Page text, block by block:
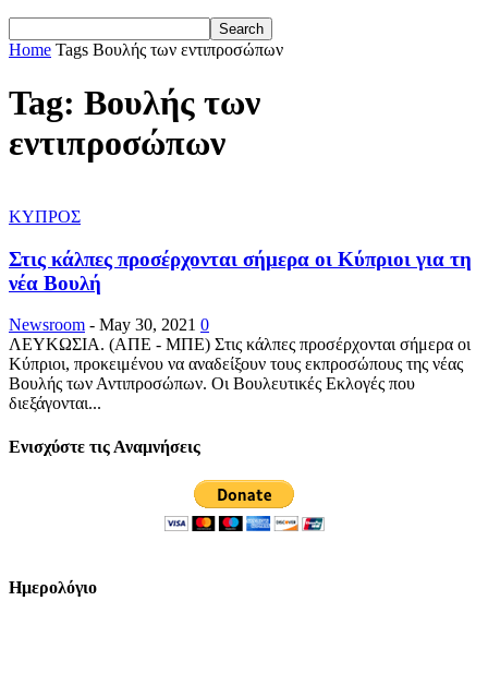
Home Tags Βουλής των εντιπροσώπων
Tag: Βουλής των
εντιπροσώπων
ΚΥΠΡΟΣ
Στις κάλπες προσέρχονται σήμερα οι Κύπριοι για τη
νέα Βουλή
Newsroom - May 30, 2021 0
ΛΕΥΚΩΣΙΑ. (ΑΠΕ - ΜΠΕ) Στις κάλπες προσέρχονται σήμερα οι
Κύπριοι, προκειμένου να αναδείξουν τους εκπροσώπους της νέας
Βουλής των Αντιπροσώπων. Οι Βουλευτικές Εκλογές που
διεξάγονται...
Ενισχύστε τις Αναμνήσεις
Ημερολόγιο